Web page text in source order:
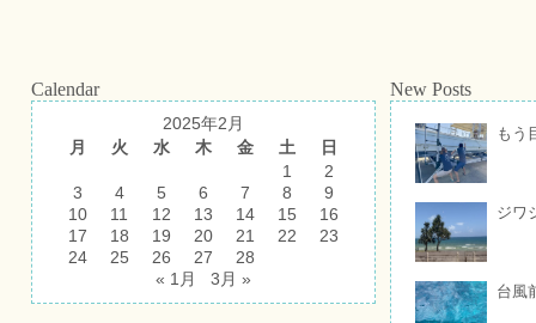
Calendar
2025年2月
月
火 水 木 金 土
日
1
2
3
4 5 6 7 8
9
10
11 12 13 14 15
16
17
18 19 20 21 22
23
24
25 26 27
28
« 1月
3月 »
New Posts
もう
ジワ
台風